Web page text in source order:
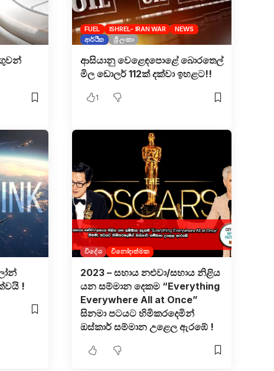
FUEL ISHREL- IRAN WAR
NEWS
ආර්ථික
ශ්‍රී ලංකා
ආසියානු වෙළෙඳපොළේ බොරතෙල්
මිල ඩොලර් 112ක් දක්වා ඉහළට!!
1
!
විදේශ විනෝදාත්මක
2023 – සහාය නළුවා/සහාය නිළිය
යන සම්මාන දෙකම “Everything
Everywhere All at Once”
සිනමා පටයට හිමිකරදෙමින්
ඔස්කාර් සම්මාන උළෙල ඇරඹේ !